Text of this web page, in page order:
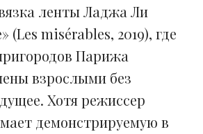
ленты Ладжа Ли
(Les misérables, 2019), где
Парижа
взрослыми без
Хотя режиссер
демонстрируемую в